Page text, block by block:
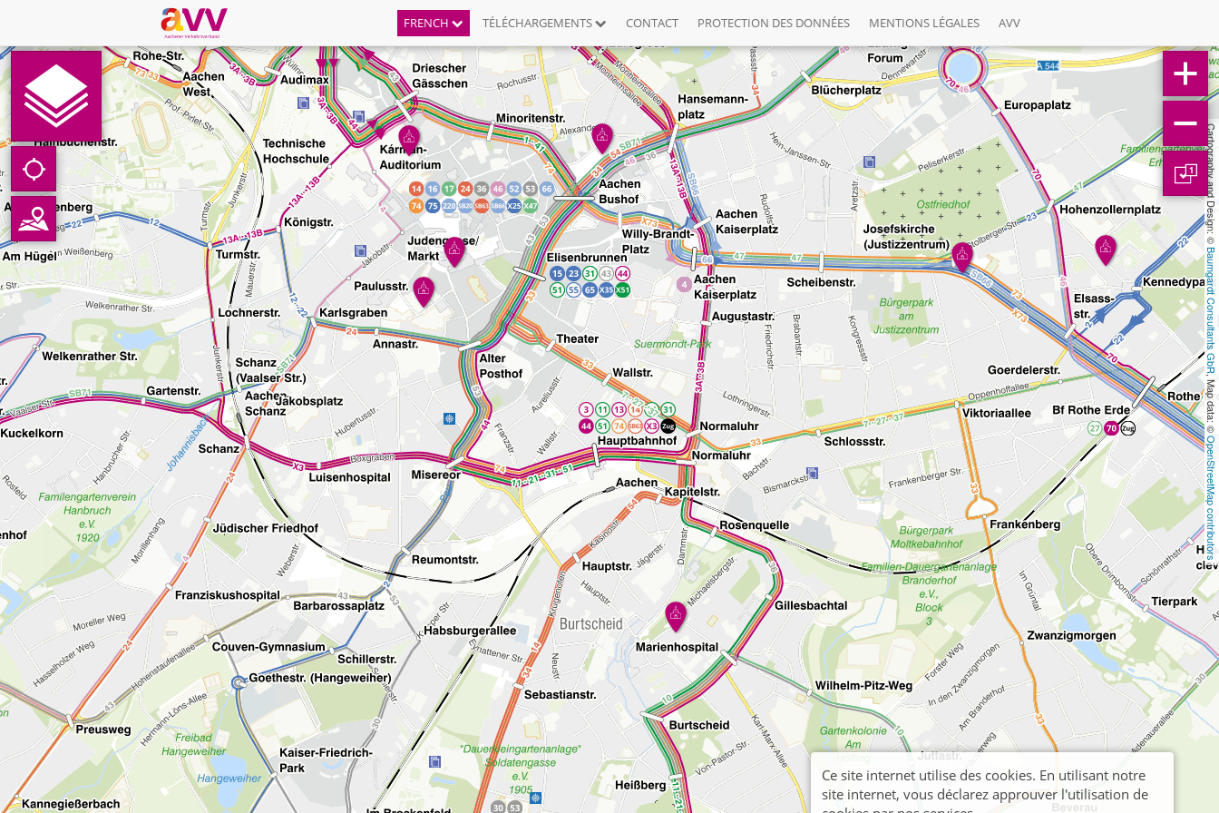
FRENCH TÉLÉCHARGEMENTS CONTACT PROTECTION DES DONNÉES MENTIONS LÉGALES AVV
Cartography and Design: ©
Baumgardt Consultants GbR
, Map data: ©
OpenStreetMap contributors
1
Ce site internet utilise des cookies. En utilisant notre
site internet, vous déclarez approuver l'utilisation de